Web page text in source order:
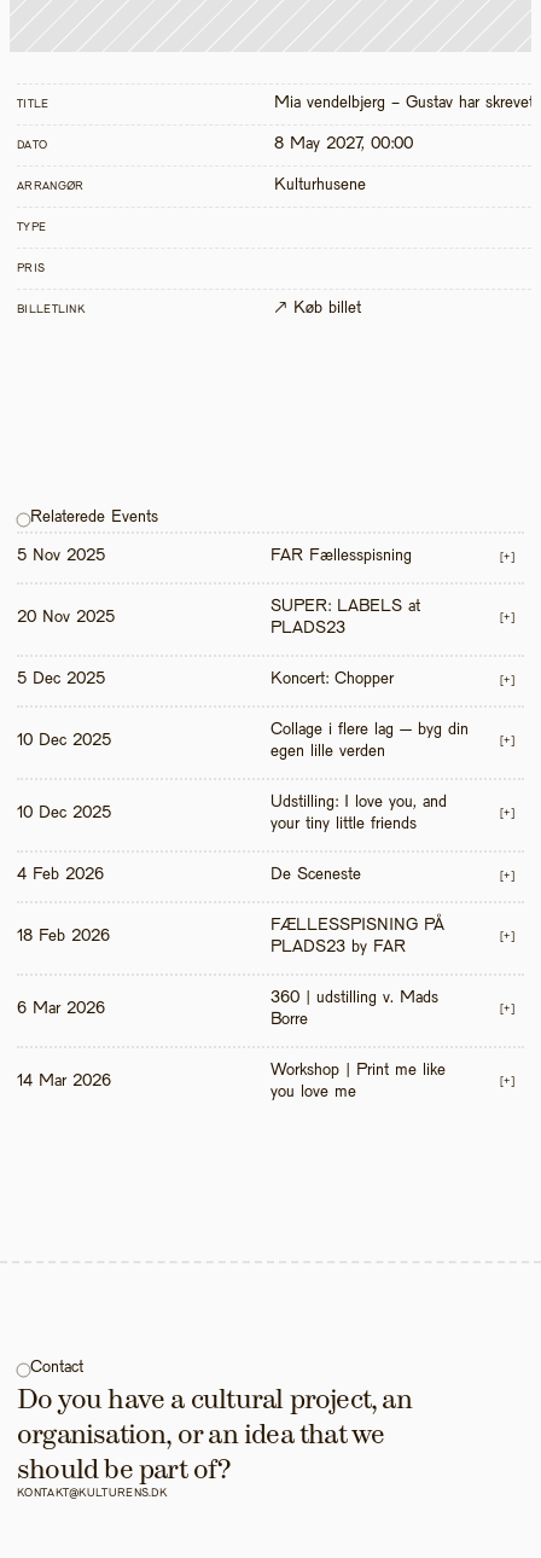
TITLE Mia vendelbjerg - Gustav har
DATO 8 May 2027, 00:00
ARRANGØR Kulturhusene
TYPE
PRIS
BILLETLINK ↗ Køb billet
Relaterede Events
5 Nov 2025 FAR Fællesspisning [+]
20 Nov 2025
SUPER: LABELS at
PLADS23
[+]
5 Dec 2025 Koncert: Chopper [+]
10 Dec 2025
Collage i flere lag – byg din
egen lille verden
[+]
10 Dec 2025
Udstilling: I love you, and
your tiny little friends
[+]
4 Feb 2026 De Sceneste [+]
18 Feb 2026
FÆLLESSPISNING PÅ
PLADS23 by FAR
[+]
6 Mar 2026
360 | udstilling v. Mads
Borre
[+]
14 Mar 2026
Workshop | Print me like
you love me
[+]
Contact
Do you have a cultural project, an
organisation, or an idea that we
should be part of?
KONTAKT@KULTURENS.DK